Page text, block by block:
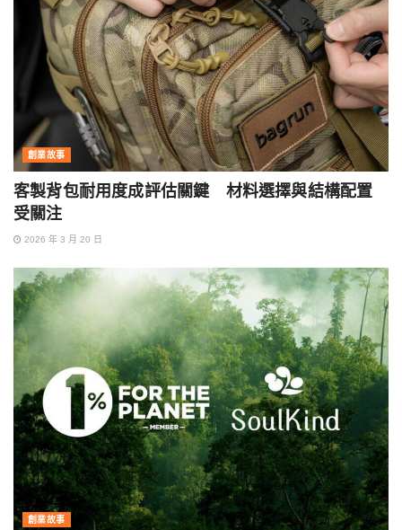
創業故事
客製背包耐用度成評估關鍵 材料選擇與結構配置
受關注
2026 年 3 月 20 日
創業故事